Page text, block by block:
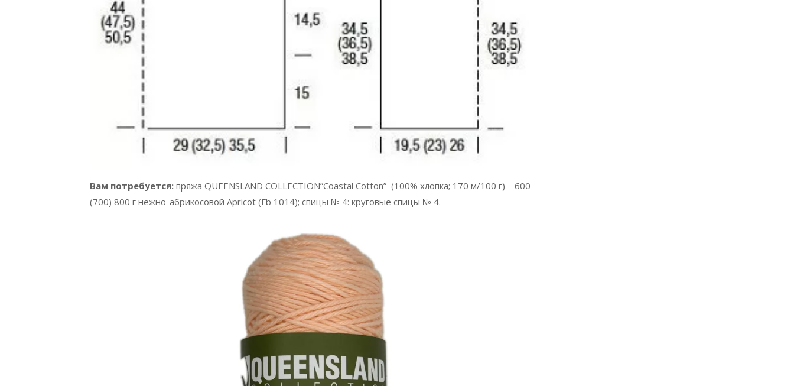
Вам потребуется: пряжа QUEENSLAND COLLECTION”Coastal Cotton” (100% хлопка; 170 м/100 г) – 600
(700) 800 г нежно-абрикосовой Apricot (Fb 1014); спицы № 4: круговые спицы № 4.